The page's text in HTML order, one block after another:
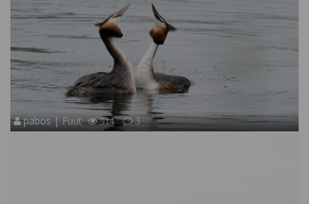
pabos | Fuut 914 3